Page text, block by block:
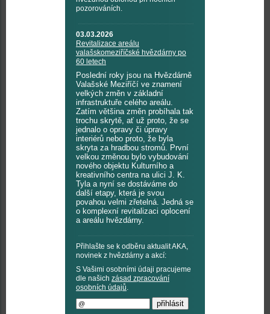
pozorováních.
03.03.2026
Revitalizace areálu
valašskomeziříčské hvězdárny po
60 letech
Poslední roky jsou na Hvězdárně
Valašské Meziříčí ve znamení
velkých změn v základní
infrastruktuře celého areálu.
Zatím většina změn probíhala tak
trochu skrytě, ať už proto, že se
jednalo o opravy či úpravy
interiérů nebo proto, že byla
skryta za hradbou stromů. První
velkou změnou bylo vybudování
nového objektu Kulturního a
kreativního centra na ulici J. K.
Tyla a nyní se dostáváme do
další etapy, která je svou
povahou velmi zřetelná. Jedná se
o komplexní revitalizaci oplocení
a areálu hvězdárny.
Přihlašte se k odběru aktualit AKA,
novinek z hvězdárny a akcí:
S Vašimi osobními údaji pracujeme
dle našich zásad zpracování
osobních údajů.